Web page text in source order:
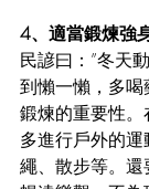
4、適當鍛煉強
民諺曰：”冬天
到懶一懶，多
鍛煉的重要性
多進行戶外的
繩、散步等。還